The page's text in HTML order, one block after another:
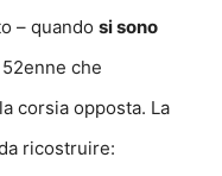
– quando si sono
che
corsia opposta. La
ricostruire: